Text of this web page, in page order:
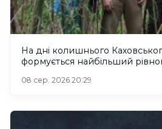
На дні колишнього
формується найбільший
08 сер. 2026 20:29